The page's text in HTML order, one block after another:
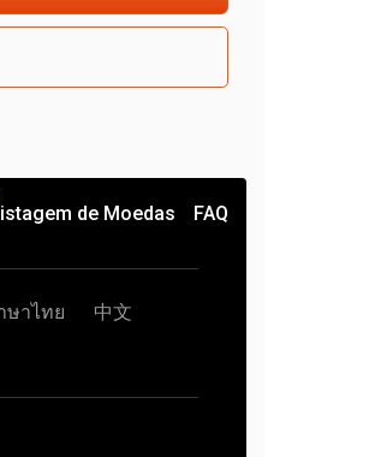
de Moedas FAQ
ษาไทย
中文